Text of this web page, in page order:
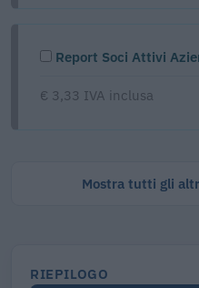
Report Soci Attivi
€ 3,33 IVA inclusa
Mostra tutti gli
RIEPILOGO